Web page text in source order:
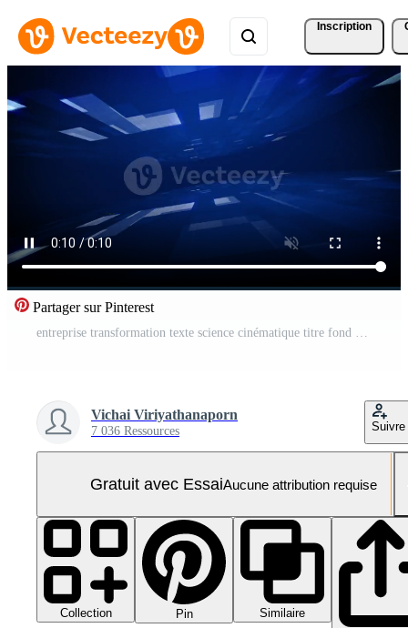
Inscription
Partager sur Pinterest
entreprise transformation texte science cinématique titre fond Vidéo Pro
Vichai Viriyathanaporn
7 036 Ressources Suivre
Gratuit avec EssaiAucune attribution requise
Collection Pin
Similaire